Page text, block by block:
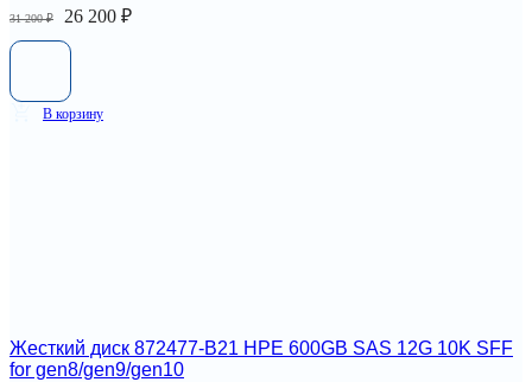
31 200₽
Первоначальная
цена
31
26 200 ₽Текущая
В корзину
Жесткий диск 872477-B21 HPE 600GB SAS 12G 10K SFF
for gen8/gen9/gen10